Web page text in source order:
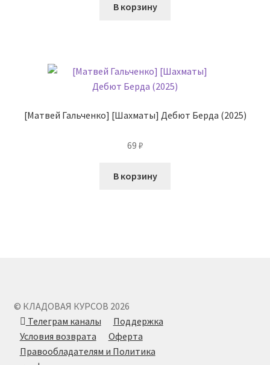
В корзину
[Матвей Гальченко] [Шахматы] Дебют Берда (2025)
69 ₽
В корзину
© КЛАДОВАЯ КУРСОВ 2026
Телеграм каналы
Поддержка
Условия возврата
Оферта
Правообладателям и Политика